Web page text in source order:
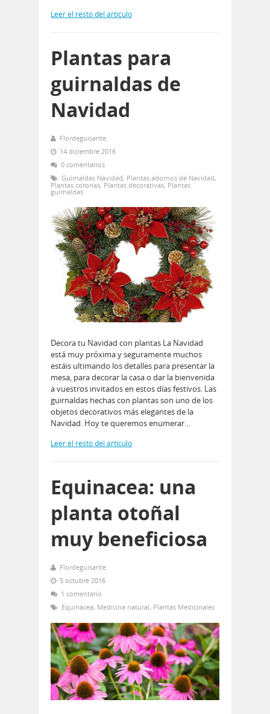
Leer el resto del artículo
Plantas para
guirnaldas de
Navidad
Flordeguisante
14 diciembre 2016
0 comentarios
Guirnaldas Navidad, Plantas adornos de Navidad,
Plantas coronas, Plantas decorativas, Plantas
guirnaldas
Decora tu Navidad con plantas La Navidad
está muy próxima y seguramente muchos
estáis ultimando los detalles para presentar la
mesa, para decorar la casa o dar la bienvenida
a vuestros invitados en estos días festivos. Las
guirnaldas hechas con plantas son uno de los
objetos decorativos más elegantes de la
Navidad. Hoy te queremos enumerar…
Leer el resto del artículo
Equinacea: una
planta otoñal
muy beneficiosa
Flordeguisante
5 octubre 2016
1 comentario
Equinácea, Medicina natural, Plantas Medicinales